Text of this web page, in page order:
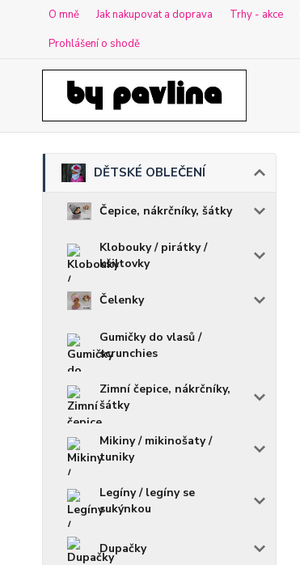
O mně Jak nakupovat a doprava Trhy - akce
Prohlášení o shodě
DĚTSKÉ OBLEČENÍ
Čepice, nákrčníky, šátky
Klobouky / pirátky /
kšiltovky
Čelenky
Gumičky do vlasů /
scrunchies
Zimní čepice, nákrčníky,
šátky
Mikiny / mikinošaty /
tuniky
Legíny / legíny se
sukýnkou
Dupačky